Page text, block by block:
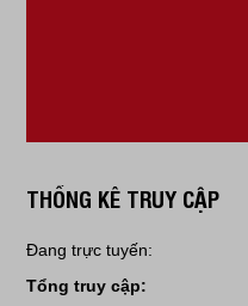
THỐNG KÊ TRUY CẬP
Đang trực tuyến:
Tổng truy cập: